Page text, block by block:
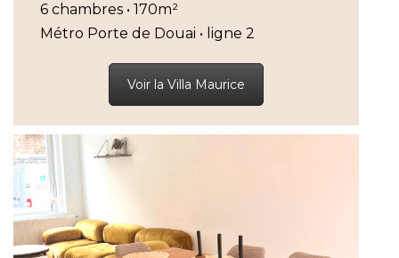
6 chambres • 170m²
Métro Porte de Douai • ligne 2
Voir la Villa Maurice